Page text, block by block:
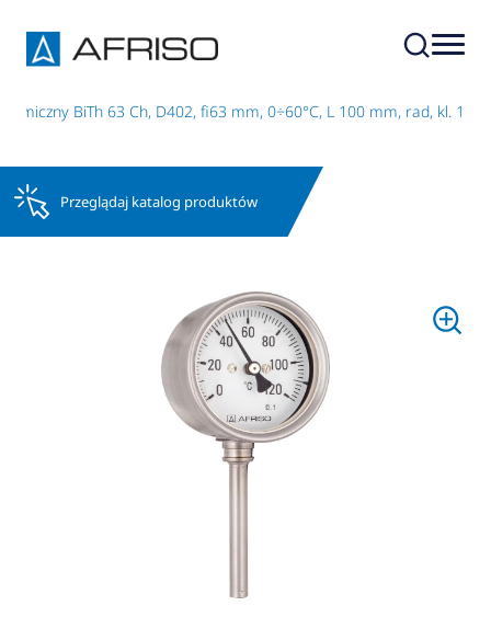
BiTh 63 Ch, D402, fi63 mm, 0÷60°C, L 100 mm, rad, kl. 1
Przeglądaj katalog produktów